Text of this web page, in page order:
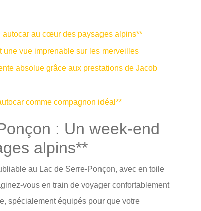
autocar au cœur des paysages alpins**
une vue imprenable sur les merveilles
absolue grâce aux prestations de Jacob
comme compagnon idéal**
: Un week-end
alpins**
au Lac de Serre-Ponçon, avec en toile
vous en train de voyager confortablement
spécialement équipés pour que votre